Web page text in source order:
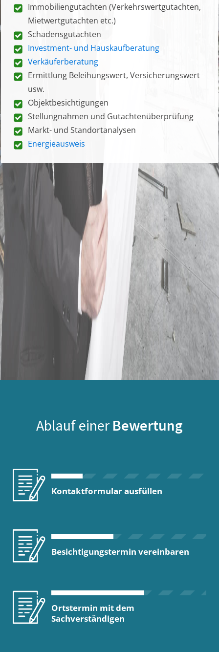
Immobiliengutachten (Verkehrswertgutachten,
Mietwertgutachten etc.)
Schadensgutachten
Investment- und Hauskaufberatung
Verkäuferberatung
Ermittlung Beleihungswert, Versicherungswert
usw.
Objektbesichtigungen
Stellungnahmen und Gutachtenüberprüfung
Markt- und Standortanalysen
Energieausweis
Ablauf einer Bewertung
Kontaktformular ausfüllen
Besichtigungstermin vereinbaren
Ortstermin mit dem
Sachverständigen